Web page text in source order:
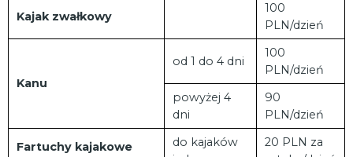
Kajak zwałkowy
100
PLN/dzień
Kanu
od 1 do 4 dni
100
PLN/dzień
powyżej 4
dni
90
PLN/dzień
Fartuchy kajakowe
do kajaków
20 PLN za